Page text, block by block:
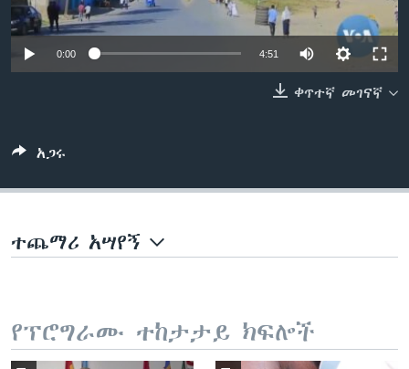
0:00 4:51
ቀጥተኛ መገናኛ
አጋሩ
ተጨማሪ አሣየኝ
የፕሮግራሙ ተከታታይ ክፍሎች